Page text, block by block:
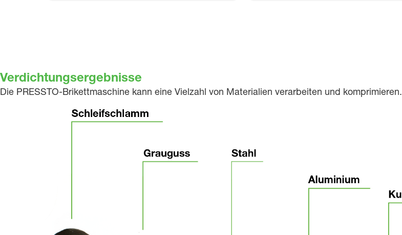
Verdichtungsergebnisse
Die PRESSTO-Brikettmaschine kann eine Vielzahl von Materialien verarbeiten und komprimieren.